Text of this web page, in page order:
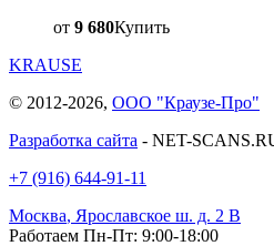
от 9 680Купить
KRAUSE
© 2012-2026, ООО "Краузе-Про"
Разработка сайта - NET-
+7 (916) 644-91-11
Москва, Ярославское ш. д. 2 В
Работаем Пн-Пт: 9:00-18:00